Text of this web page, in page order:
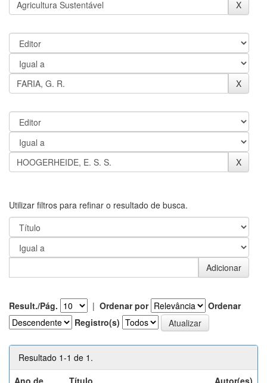
Utilizar filtros para refinar o resultado de busca.
Result./Pág. | Ordenar por
Ordenar
Registro(s)
Resultado 1-1 de 1.
Ano de
Título Autor(es)